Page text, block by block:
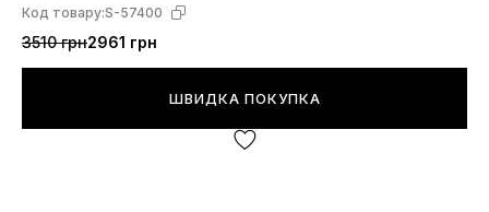
Код товару:S-57400
3510 грн2961 грн
ШВИДКА ПОКУПКА